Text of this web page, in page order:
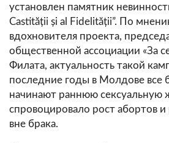
установлен памятник
Castității și al Fidelității”. По
вдохновителя проекта,
общественной ассоциации «За
Филата, актуальность такой
последние годы в Молдове все
начинают раннюю сексуальную
спровоцировало рост абортов
вне брака.